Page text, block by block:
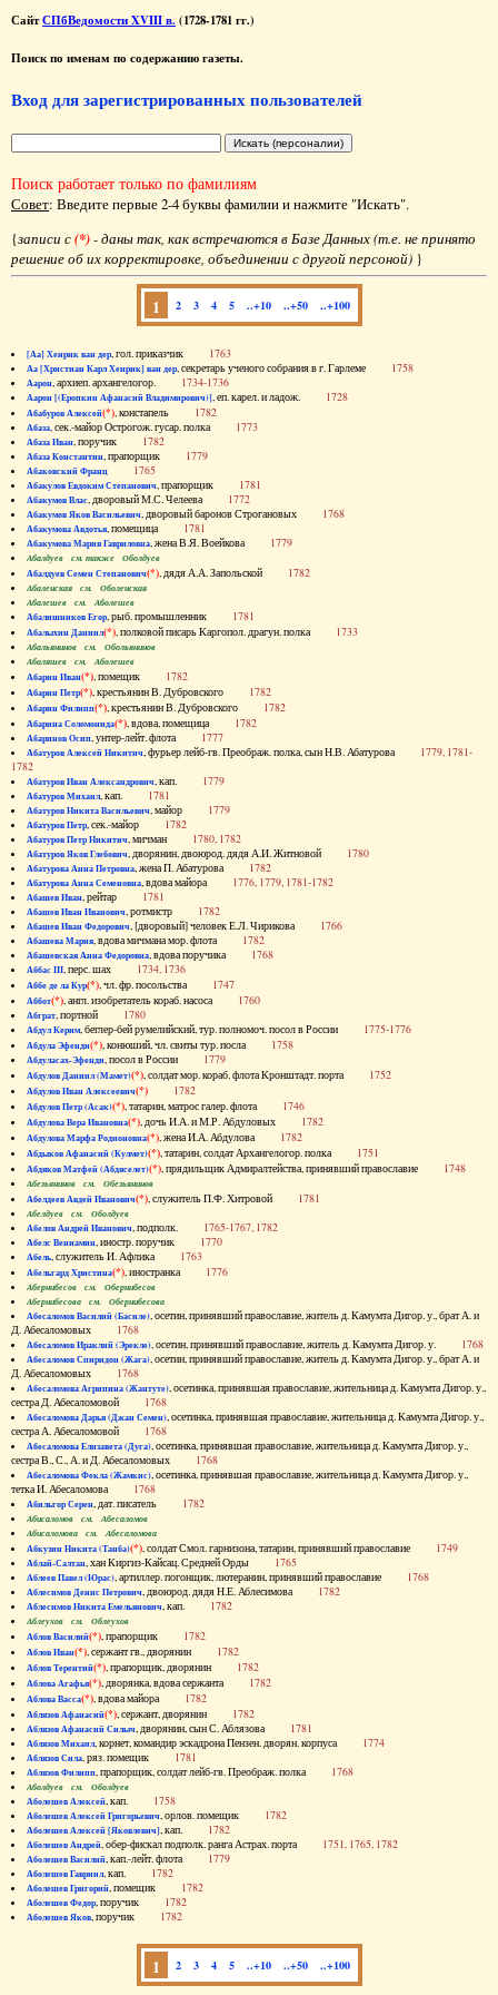
СайтСПбВедомости XVIII в. (1728-1781 гг.)
Поиск по именам по содержанию газеты.
Вход для зарегистрированных пользователей
Поиск работает только по фамилиям
Совет: Введите первые 2-4 буквы фамилии и нажмите "Искать".
{записи с(*)- даны так, как встречаются в Базе Данных (т.е. не принято
решение об их корректировке, объединении с другой персоной) }
1 2 3 4 5 ..+10 ..+50 ..+100
[Аа] Хенрик ван дер, гол. приказчик 1763
Аа [Христиан Карл Хенрик] ван дер, секретарь ученого собрания в г. Гарлеме 1758
Аарон, архиеп. архангелогор. 1734-1736
Аарон [(Еропкин Афанасий Владимирович)], еп. карел. и ладож. 1728
Абабуров Алексей(*), констапель 1782
Абаза, сек.-майор Острогож. гусар. полка 1773
Абаза Иван, поручик 1782
Абаза Константин, прапорщик 1779
Абаковский Франц 1765
Абакулов Евдоким Степанович, прапорщик 1781
Абакумов Влас, дворовый М.С. Челеева 1772
Абакумов Яков Васильевич, дворовый баронов Строгановых 1768
Абакумова Авдотья, помещица 1781
Абакумова Мария Гавриловна, жена В.Я. Воейкова 1779
Абалдуев см. также Оболдуев
Абалдуев Семен Степанович(*), дядя А.А. Запольской 1782
Абаленская см. Оболенская
Абалешев см. Аболешев
Абалишников Егор, рыб. промышленник 1781
Абалыхин Даниил(*), полковой писарь Каргопол. драгун. полка 1733
Абальянинов см. Обольянинов
Абаляшев см. Аболешев
Абарин Иван(*), помещик 1782
Абарин Петр(*), крестьянин В. Дубровского 1782
Абарин Филипп(*), крестьянин В. Дубровского 1782
Абарина Соломонида(*), вдова, помещица 1782
Абаринов Осип, унтер-лейт. флота 1777
Абатуров Алексей Никитич, фурьер лейб-гв. Преображ. полка, сын Н.В. Абатурова 1779, 1781-
1782
Абатуров Иван Александрович, кап. 1779
Абатуров Михаил, кап. 1781
Абатуров Никита Васильевич, майор 1779
Абатуров Петр, сек.-майор 1782
Абатуров Петр Никитич, мичман 1780, 1782
Абатуров Яков Глебович, дворянин, двоюрод. дядя А.И. Житновой 1780
Абатурова Анна Петровна, жена П. Абатурова 1782
Абатурова Анна Семеновна, вдова майора 1776, 1779, 1781-1782
Абашев Иван, рейтар 1781
Абашев Иван Иванович, ротмистр 1782
Абашев Иван Федорович, [дворовый] человек Е.Л. Чирикова 1766
Абашева Мария, вдова мичмана мор. флота 1782
Абашевская Анна Федоровна, вдова поручика 1768
Аббас III, перс. шах 1734, 1736
Аббе де ла Кур(*), чл. фр. посольства 1747
Аббот(*), англ. изобретатель кораб. насоса 1760
Абграт, портной 1780
Абдул Керим, беглер-бей румелийский, тур. полномоч. посол в России 1775-1776
Абдула Эфенди(*), конюший, чл. свиты тур. посла 1758
Абдуласах-Эфенди, посол в России 1779
Абдулов Даниил (Мамет)(*), солдат мор. кораб. флота Кронштадт. порта 1752
Абдулов Иван Алексеевич(*) 1782
Абдулов Петр (Асак)(*), татарин, матрос галер. флота 1746
Абдулова Вера Ивановна(*), дочь И.А. и М.Р. Абдуловых 1782
Абдулова Марфа Родионовна(*), жена И.А. Абдулова 1782
Абдыков Афанасий (Кулмет)(*), татарин, солдат Архангелогор. полка 1751
Абдяков Матфей (Абдяселет)(*), прядильщик Адмиралтейства, принявший православие 1748
Абезьянинов см. Обезьянинов
Абелдеев Авдей Иванович(*), служитель П.Ф. Хитровой 1781
Абелдуев см. Оболдуев
Абелов Андрей Иванович, подполк. 1765-1767, 1782
Абелс Вениамин, иностр. поручик 1770
Абель, служитель И. Афлика 1763
Абельгард Христина(*), иностранка 1776
Абернибесов см. Обернибесов
Абернибесова см. Обернибесова
Абесаломов Василий (Басиле), осетин, принявший православие, житель д. Камумта Дигор. у., брат А. и
Д. Абесаломовых 1768
Абесаломов Ираклий (Эрекле), осетин, принявший православие, житель д. Камумта Дигор. у. 1768
Абесаломов Спиридон (Жага), осетин, принявший православие, житель д. Камумта Дигор. у., брат А. и
Д. Абесаломовых 1768
Абесаломова Агрипина (Жантуте), осетинка, принявшая православие, жительница д. Камумта Дигор. у.,
сестра Д. Абесаломовой 1768
Абесаломова Дарья (Джан Семен), осетинка, принявшая православие, жительница д. Камумта Дигор. у.,
сестра А. Абесаломовой 1768
Абесаломова Елизавета (Дуга), осетинка, принявшая православие, жительница д. Камумта Дигор. у.,
сестра В., С., А. и Д. Абесаломовых 1768
Абесаломова Фекла (Жамкис), осетинка, принявшая православие, жительница д. Камумта Дигор. у.,
тетка И. Абесаломова 1768
Абильгор Серен, дат. писатель 1782
Абисаломов см. Абесаломов
Абисаломова см. Абесаломова
Абкузин Никита (Танба)(*), солдат Смол. гарнизона, татарин, принявший православие 1749
Аблай-Салтан, хан Киргиз-Кайсац. Средней Орды 1765
Аблеев Павел (Юрас), артиллер. погонщик, лютеранин, принявший православие 1768
Аблесимов Денис Петрович, двоюрод. дядя Н.Е. Аблесимова 1782
Аблесимов Никита Емельянович, кап. 1782
Аблеухов см. Облеухов
Аблов Василий(*), прапорщик 1782
Аблов Иван(*), сержант гв., дворянин 1782
Аблов Терентий(*), прапорщик, дворянин 1782
Аблова Агафья(*), дворянка, вдова сержанта 1782
Аблова Васса(*), вдова майора 1782
Аблязов Афанасий(*), сержант, дворянин 1782
Аблязов Афанасий Силыч, дворянин, сын С. Аблязова 1781
Аблязов Михаил, корнет, командир эскадрона Пензен. дворян. корпуса 1774
Аблязов Сила, ряз. помещик 1781
Аблязов Филипп, прапорщик, солдат лейб-гв. Преображ. полка 1768
Аболдуев см. Оболдуев
Аболешев Алексей, кап. 1758
Аболешев Алексей Григорьевич, орлов. помещик 1782
Аболешев Алексей [Яковлевич], кап. 1782
Аболешев Андрей, обер-фискал подполк. ранга Астрах. порта 1751, 1765, 1782
Аболешев Василий, кап.-лейт. флота 1779
Аболешев Гавриил, кап. 1782
Аболешев Григорий, помещик 1782
Аболешев Федор, поручик 1782
Аболешев Яков, поручик 1782
1 2 3 4 5 ..+10 ..+50 ..+100